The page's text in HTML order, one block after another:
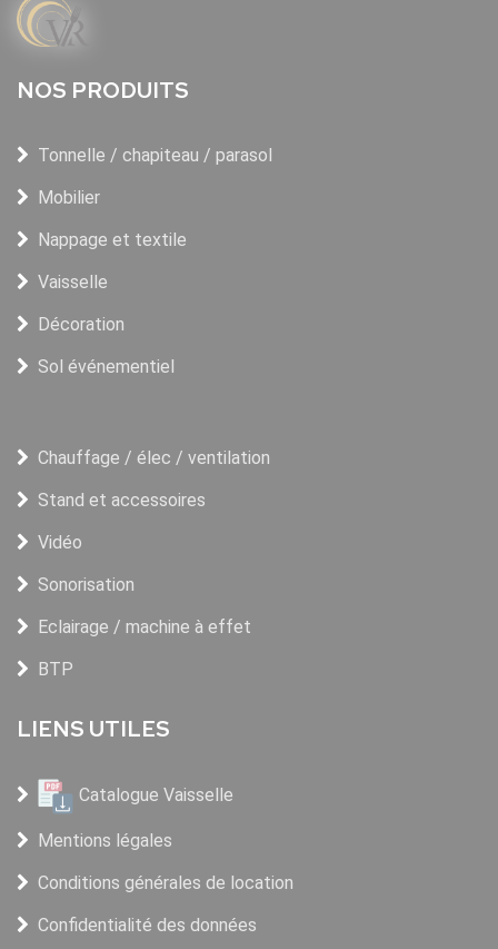
NOS PRODUITS
Tonnelle / chapiteau / parasol
Mobilier
Nappage et textile
Vaisselle
Décoration
Sol événementiel
Chauffage / élec / ventilation
Stand et accessoires
Vidéo
Sonorisation
Eclairage / machine à effet
BTP
LIENS UTILES
Catalogue Vaisselle
Mentions légales
Conditions générales de location
Confidentialité des données